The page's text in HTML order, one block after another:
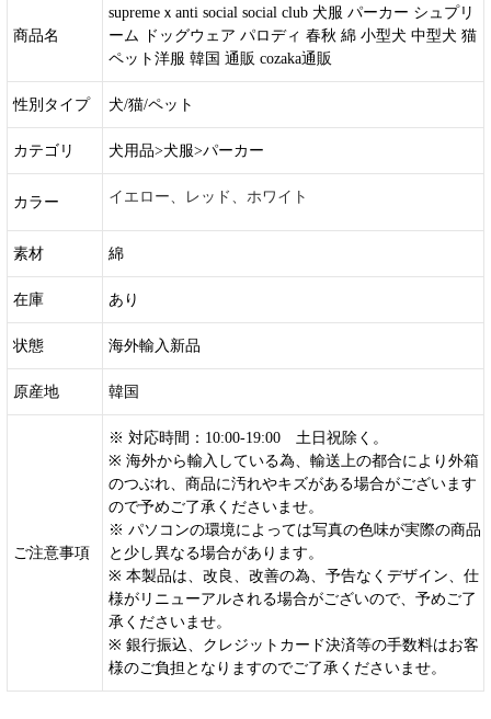
商品名
supremeｘanti social social club 犬服 パーカー シュプリ
ーム ドッグウェア パロディ 春秋 綿 小型犬 中型犬 猫
ペット洋服 韓国 通販 cozaka通販
性別タイプ 犬/猫/ペット
カテゴリ 犬用品>犬服>パーカー
カラー イエロー、レッド、ホワイト
素材 綿
在庫 あり
状態 海外輸入新品
原産地 韓国
ご注意事項
※ 対応時間：10:00-19:00 土日祝除く。
※ 海外から輸入している為、輸送上の都合により外箱
のつぶれ、商品に汚れやキズがある場合がございます
ので予めご了承くださいませ。
※ パソコンの環境によっては写真の色味が実際の商品
と少し異なる場合があります。
※ 本製品は、改良、改善の為、予告なくデザイン、仕
様がリニューアルされる場合がございので、予めご了
承くださいませ。
※ 銀行振込、クレジットカード決済等の手数料はお客
様のご負担となりますのでご了承くださいませ。